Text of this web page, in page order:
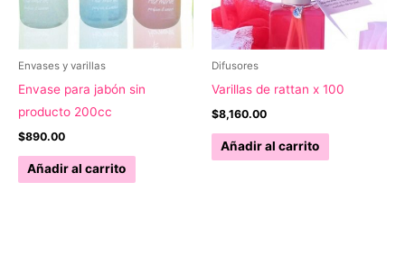
Envases y varillas
Envase para jabón sin
producto 200cc
$890.00
Añadir al carrito
Difusores
Varillas de rattan x 100
$8,160.00
Añadir al carrito